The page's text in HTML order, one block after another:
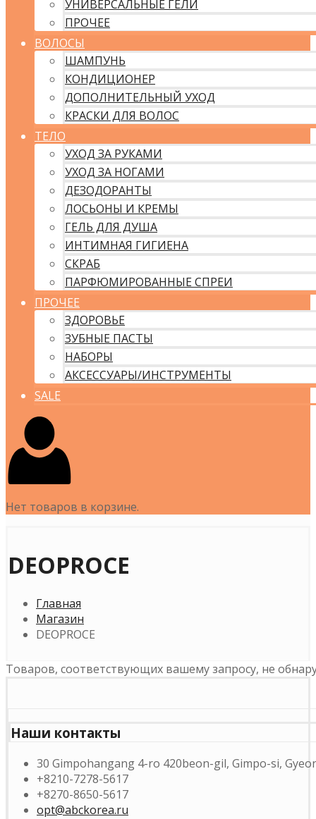
УНИВЕРСАЛЬНЫЕ ГЕЛИ
ПРОЧЕЕ
ВОЛОСЫ
ШАМПУНЬ
КОНДИЦИОНЕР
ДОПОЛНИТЕЛЬНЫЙ УХОД
КРАСКИ ДЛЯ ВОЛОС
ТЕЛО
УХОД ЗА РУКАМИ
УХОД ЗА НОГАМИ
ДЕЗОДОРАНТЫ
ЛОСЬОНЫ И КРЕМЫ
ГЕЛЬ ДЛЯ ДУША
ИНТИМНАЯ ГИГИЕНА
СКРАБ
ПАРФЮМИРОВАННЫЕ СПРЕИ
ПРОЧЕЕ
ЗДОРОВЬЕ
ЗУБНЫЕ ПАСТЫ
НАБОРЫ
АКСЕССУАРЫ/ИНСТРУМЕНТЫ
SALE
Нет товаров в корзине.
DEOPROCE
Главная
Магазин
DEOPROCE
Товаров, соответствующих вашему запросу, не
Наши контакты
30 Gimpohangang 4-ro 420beon-gil, Gimpo-si,
+8210-7278-5617
+8270-8650-5617
opt@abckorea.ru